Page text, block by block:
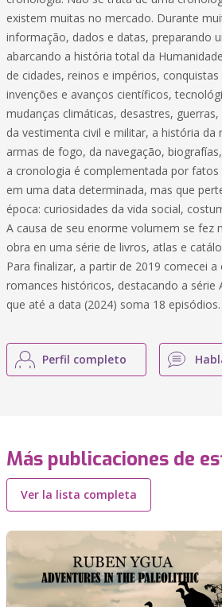
existem muitas no mercado. Durante
informação, dados e datas, preparando
abarcando a história total da
de cidades, reinos e impérios,
invenções e avanços científicos,
mudanças climáticas, desastres,
da vestimenta civil e militar, a história da
armas de fogo, da navegação,
a cronologia é complementada por fatos
em uma data determinada, mas que
época: curiosidades da vida social,
A causa de seu enorme volumem se fez
obra en uma série de livros, atlas e
Para finalizar, a partir de 2019 comecei a
romances históricos, destacando a série
que até a data (2024) soma 18 episódios.
Perfil completo
Más publicaciones de
Ver la lista completa